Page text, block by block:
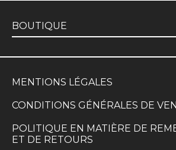
BOUTIQUE
MENTIONS LÉGALES
CONDITIONS GÉNÉRALES DE
POLITIQUE EN MATIÈRE DE
ET DE RETOURS